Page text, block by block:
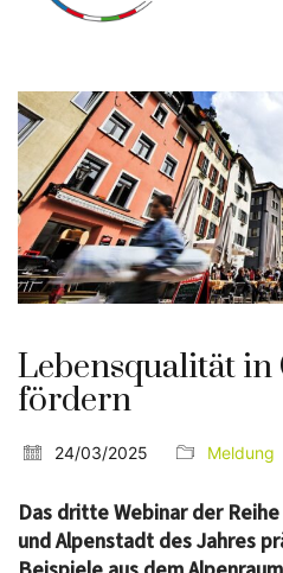
Lebensqualität in
fördern
24/03/2025 Meldung
Das dritte Webinar der
und Alpenstadt des Jahres